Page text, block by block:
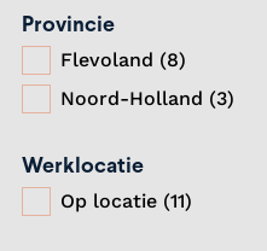
Provincie
Flevoland (8)
Noord-Holland (3)
Werklocatie
Op locatie (11)